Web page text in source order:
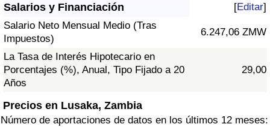
Salarios y Financiación [Editar]
Salario Neto Mensual Medio (Tras
Impuestos)
6.247,06 ZMW
La Tasa de Interés Hipotecario en
Porcentajes (%), Anual, Tipo Fijado a 20
Años
29,00
Precios en Lusaka, Zambia
Número de aportaciones de datos en los últimos 12 meses: